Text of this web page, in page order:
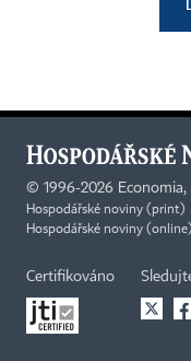
© 1996-2026 Economia,
Hospodářské noviny (print)
Hospodářské noviny
Certifikováno